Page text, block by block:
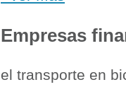
Empresas
el transporte en